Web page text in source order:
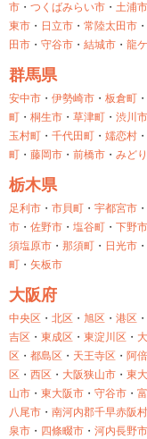
市 ・ つくばみらい市 ・ 土浦市
東市 ・ 日立市 ・ 常陸太田市 ・
田市 ・ 守谷市 ・ 結城市 ・ 龍
群馬県
安中市 ・ 伊勢崎市 ・ 板倉町 ・
町 ・ 桐生市 ・ 草津町 ・ 渋川市
玉村町 ・ 千代田町 ・ 嬬恋村 ・
町 ・ 藤岡市 ・ 前橋市 ・ みど
栃木県
足利市 ・ 市貝町 ・ 宇都宮市 ・
市 ・ 佐野市 ・ 塩谷町 ・ 下野市
須塩原市 ・ 那須町 ・ 日光市 ・
町 ・ 矢板市
大阪府
中央区 ・ 北区 ・ 旭区 ・ 港区 ・
吉区 ・ 東成区 ・ 東淀川区 ・
区 ・ 都島区 ・ 天王寺区 ・ 阿
区 ・ 西区 ・ 大阪狭山市 ・ 東
山市 ・ 東大阪市 ・ 守谷市 ・
八尾市 ・ 南河内郡千早赤阪村
泉市 ・ 四條畷市 ・ 河内長野市